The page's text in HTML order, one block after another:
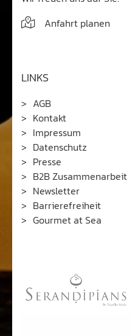
Anfahrt planen
LINKS
AGB
Kontakt
Impressum
Datenschutz
Presse
B2B Zusammenarbeit
Newsletter
Barrierefreiheit
Gourmet at Sea